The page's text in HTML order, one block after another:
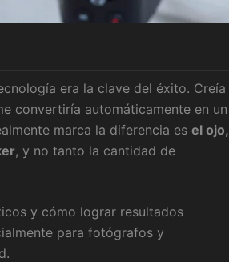
era la clave del éxito. Creía
convertiría automáticamente en un
marca la diferencia es el ojo,
, y no tanto la cantidad de
y cómo lograr resultados
para fotógrafos y